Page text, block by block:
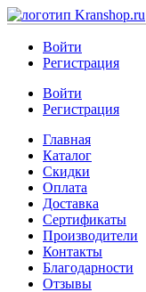
Войти
Регистрация
Войти
Регистрация
Главная
Каталог
Скидки
Оплата
Доставка
Сертификаты
Производители
Контакты
Благодарности
Отзывы